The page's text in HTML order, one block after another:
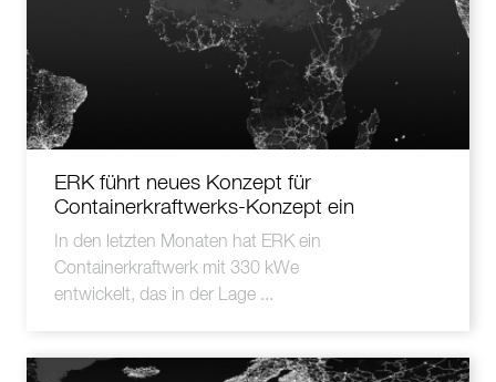
ERK führt neues Konzept für
Containerkraftwerks-Konzept ein
In den letzten Monaten hat ERK ein
Containerkraftwerk mit 330 kWe
entwickelt, das in der Lage ...